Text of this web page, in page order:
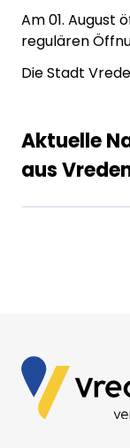
Am 01. August
regulären
Die Stadt
Aktuelle
aus
Lorem